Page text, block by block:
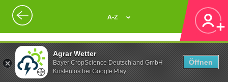
Agrar Wetter
Bayer CropScience Deutschland GmbH
Kostenlos bei Google Play
Öffnen
A-Z